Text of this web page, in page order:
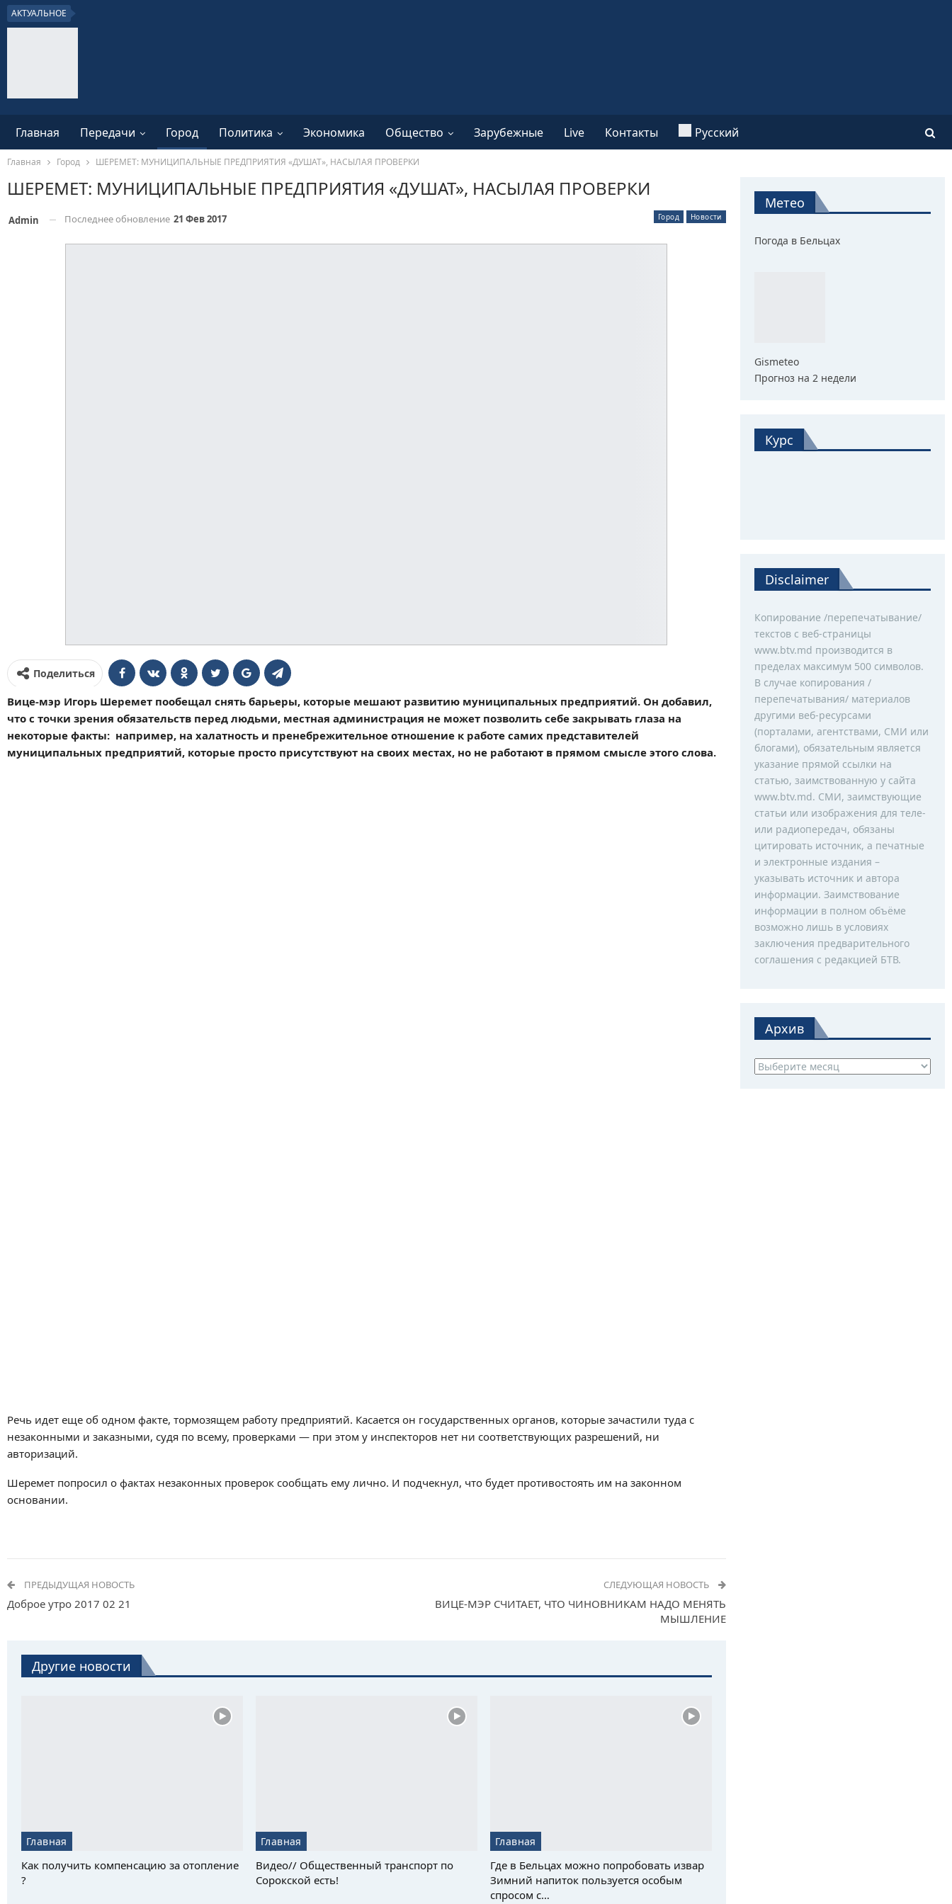
АКТУАЛЬНОЕ
Главная Передачи Город Политика Экономика Общество Зарубежные Live Контакты Русский
Главная Город ШЕРЕМЕТ: МУНИЦИПАЛЬНЫЕ ПРЕДПРИЯТИЯ «ДУШАТ», НАСЫЛАЯ ПРОВЕРКИ
ШЕРЕМЕТ: МУНИЦИПАЛЬНЫЕ ПРЕДПРИЯТИЯ «ДУШАТ», НАСЫЛАЯ ПРОВЕРКИ
Город Новости
Admin Последнее обновление 21 Фев 2017
Поделиться
Вице-мэр Игорь Шеремет пообещал снять барьеры, которые мешают развитию муниципальных предприятий. Он добавил,
что с точки зрения обязательств перед людьми, местная администрация не может позволить себе закрывать глаза на
некоторые факты: например, на халатность и пренебрежительное отношение к работе самих представителей
муниципальных предприятий, которые просто присутствуют на своих местах, но не работают в прямом смысле этого слова.
Речь идет еще об одном факте, тормозящем работу предприятий. Касается он государственных органов, которые зачастили туда с
незаконными и заказными, судя по всему, проверками — при этом у инспекторов нет ни соответствующих разрешений, ни
авторизаций.
Шеремет попросил о фактах незаконных проверок сообщать ему лично. И подчекнул, что будет противостоять им на законном
основании.
ПРЕДЫДУЩАЯ НОВОСТЬ
Доброе утро 2017 02 21
СЛЕДУЮЩАЯ НОВОСТЬ
ВИЦЕ-МЭР СЧИТАЕТ, ЧТО ЧИНОВНИКАМ НАДО МЕНЯТЬ
МЫШЛЕНИЕ
Другие новости
Главная
Как получить компенсацию за отопление
?
Главная
Видео// Общественный транспорт по
Сорокской есть!
Главная
Где в Бельцах можно попробовать извар
Зимний напиток пользуется особым
спросом с…
Метео
Погода в Бельцах
Gismeteo
Прогноз на 2 недели
Курс
Disclaimer
Копирование /перепечатывание/
текстов с веб-страницы
www.btv.md производится в
пределах максимум 500 символов.
В случае копирования /
перепечатывания/ материалов
другими веб-ресурсами
(порталами, агентствами, СМИ или
блогами), обязательным является
указание прямой ссылки на
статью, заимствованную у сайта
www.btv.md. СМИ, заимствующие
статьи или изображения для теле-
или радиопередач, обязаны
цитировать источник, а печатные
и электронные издания –
указывать источник и автора
информации. Заимствование
информации в полном объёме
возможно лишь в условиях
заключения предварительного
соглашения с редакцией БТВ.
Архив
Архив